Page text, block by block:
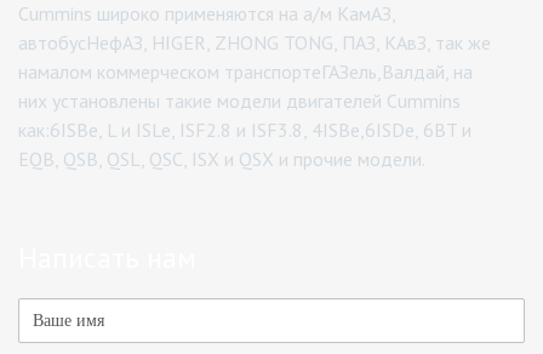
Cummins широко применяются на а/м КамАЗ,
автобусНефАЗ, HIGER, ZHONG TONG, ПАЗ, КАвЗ, так же
намалом коммерческом транспортеГАЗель,Валдай, на
них установлены такие модели двигателей Cummins
как:6ISBe, L и ISLe, ISF2.8 и ISF3.8, 4ISBe,6ISDe, 6BT и
EQB, QSB, QSL, QSC, ISX и QSX и прочие модели.